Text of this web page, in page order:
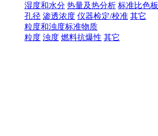
湿度和水分 热量及热分析 标准比色板
孔径 渗透浓度 仪器检定/校准 其它
粒度和浊度标准物质
粒度 浊度 燃料抗爆性 其它